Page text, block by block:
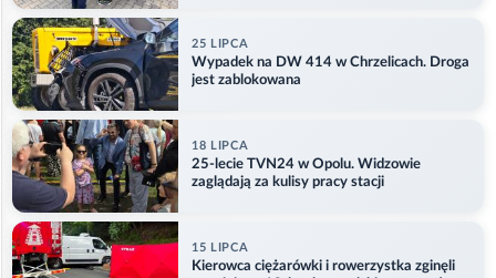
25 LIPCA
Wypadek na DW 414 w Chrzelicach. Droga
jest zablokowana
18 LIPCA
25-lecie TVN24 w Opolu. Widzowie
zaglądają za kulisy pracy stacji
15 LIPCA
Kierowca ciężarówki i rowerzystka zginęli